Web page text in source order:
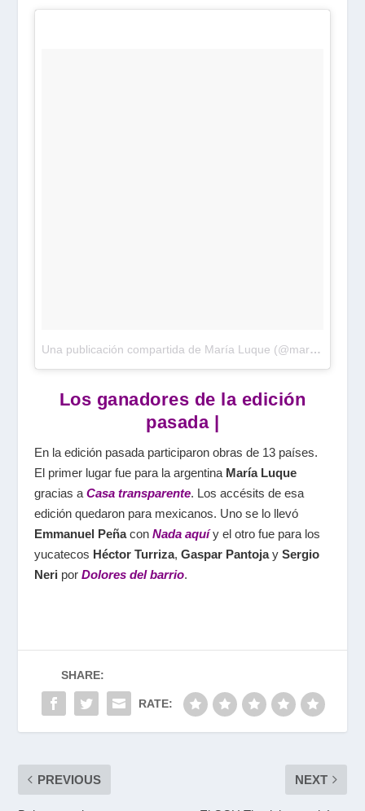
Una publicación compartida de María Luque (@maria.j.luque)
Los ganadores de la edición
pasada |
En la edición pasada participaron obras de 13 países.
El primer lugar fue para la argentina María Luque
gracias aCasa transparente. Los accésits de esa
edición quedaron para mexicanos. Uno se lo llevó
Emmanuel PeñaconNada aquí y el otro fue para los
yucatecos Héctor Turriza, Gaspar PantojaySergio
Neri por Dolores del barrio.
SHARE:
RATE:
PREVIOUS NEXT